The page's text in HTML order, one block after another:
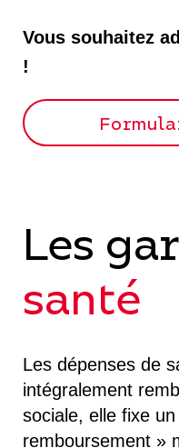
Vous souhaitez
!
Les
santé
Les dépenses de
intégralement
sociale, elle fixe
remboursement »